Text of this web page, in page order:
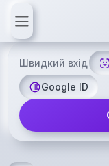
Перейти до головного
Бокова панель
Learning On-line
Швидкий вхід
Google ID